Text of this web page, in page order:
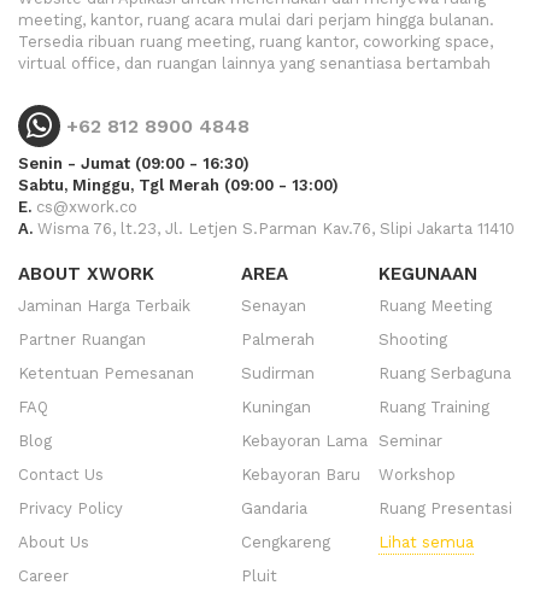
meeting, kantor, ruang acara mulai dari perjam hingga bulanan.
Tersedia ribuan ruang meeting, ruang kantor, coworking space,
virtual office, dan ruangan lainnya yang senantiasa bertambah
+62 812 8900 4848
Senin - Jumat (09:00 - 16:30)
Sabtu, Minggu, Tgl Merah (09:00 - 13:00)
E. cs@xwork.co
A. Wisma 76, lt.23, Jl. Letjen S.Parman Kav.76, Slipi Jakarta 11410
ABOUT XWORK
Jaminan Harga Terbaik
Partner Ruangan
Ketentuan Pemesanan
FAQ
Blog
Contact Us
Privacy Policy
About Us
Career
AREA
Senayan
Palmerah
Sudirman
Kuningan
Kebayoran Lama
Kebayoran Baru
Gandaria
Cengkareng
Pluit
KEGUNAAN
Ruang Meeting
Shooting
Ruang Serbaguna
Ruang Training
Seminar
Workshop
Ruang Presentasi
Lihat semua